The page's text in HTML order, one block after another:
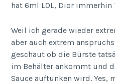
hat 6ml LOL, Dior immerhin
Weil ich gerade wieder
aber auch extrem
geschaut ob die Bürste
im Behälter ankommt und
Sauce auftunken wird. Yes,